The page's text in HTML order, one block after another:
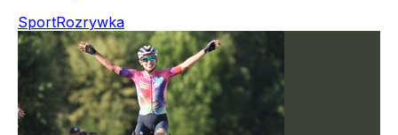
SportRozrywka